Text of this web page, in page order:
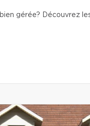
gérée? Découvrez